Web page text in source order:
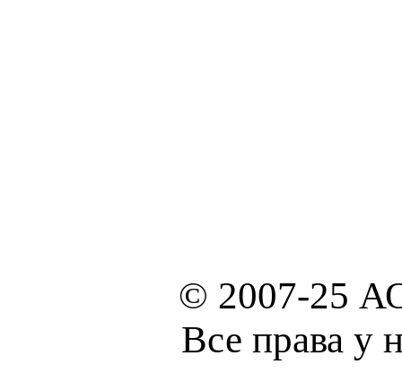
© 2007-25
Все права у